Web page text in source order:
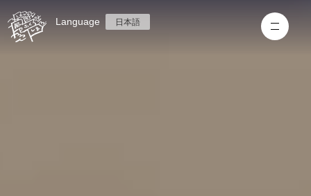
Language 日本語